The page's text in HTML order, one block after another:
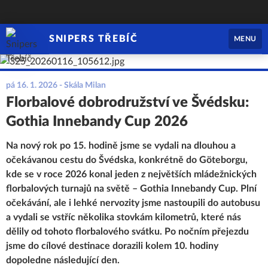
SNIPERS TŘEBÍČ MENU
pá 16. 1. 2026 - Skála Milan
Florbalové dobrodružství ve Švédsku:
Gothia Innebandy Cup 2026
Na nový rok po 15. hodině jsme se vydali na dlouhou a
očekávanou cestu do Švédska, konkrétně do Göteborgu,
kde se v roce 2026 konal jeden z největších mládežnických
florbalových turnajů na světě – Gothia Innebandy Cup. Plní
očekávání, ale i lehké nervozity jsme nastoupili do autobusu
a vydali se vstříc několika stovkám kilometrů, které nás
dělily od tohoto florbalového svátku. Po nočním přejezdu
jsme do cílové destinace dorazili kolem 10. hodiny
dopoledne následující den.